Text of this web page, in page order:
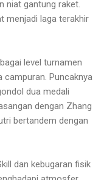
niat gantung raket.
menjadi laga terakhir
level turnamen
campuran. Puncaknya
dua medali
dengan Zhang
bertandem dengan
dan kebugaran fisik